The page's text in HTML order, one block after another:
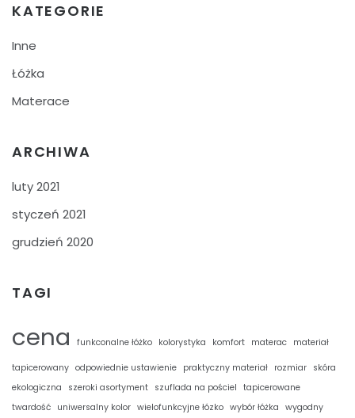
KATEGORIE
Inne
Łóżka
Materace
ARCHIWA
luty 2021
styczeń 2021
grudzień 2020
TAGI
cena funkconalne łóżko kolorystyka komfort materac materiał
tapicerowany odpowiednie ustawienie praktyczny materiał rozmiar skóra
ekologiczna
szeroki asortyment szuflada na pościel tapicerowane
twardość uniwersalny kolor wielofunkcyjne łózko wybór łóżka wygodny